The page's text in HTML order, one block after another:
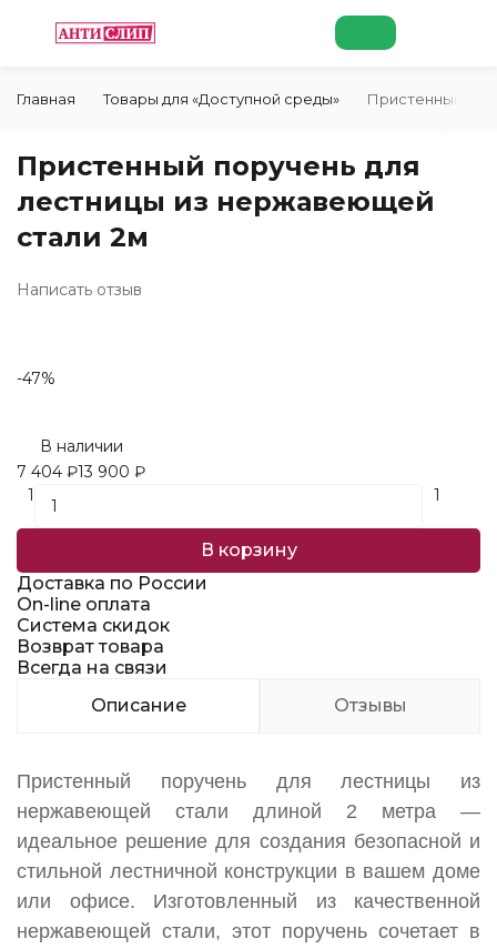
Главная Товары для «Доступной среды» Пристенный
Пристенный поручень для
лестницы из нержавеющей
стали 2м
Написать отзыв
-47%
В наличии
7 404 ₽13 900 ₽
1
1
В корзину
Доставка по России
On-line оплата
Система скидок
Возврат товара
Всегда на связи
Описание
Отзывы
Пристенный поручень для лестницы из
нержавеющей стали длиной 2 метра —
идеальное решение для создания безопасной и
стильной лестничной конструкции в вашем доме
или офисе. Изготовленный из качественной
нержавеющей стали, этот поручень сочетает в